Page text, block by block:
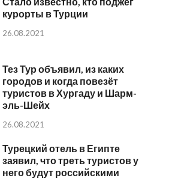
курорты в Турции
26.08.2021
Тез Тур объявил, из каких
городов и когда повезёт
туристов в Хургаду и Шарм-
эль-Шейх
26.08.2021
Турецкий отель в Египте
заявил, что треть туристов у
него будут российскими